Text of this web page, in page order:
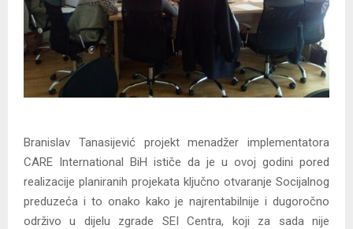
Branislav Tanasijević projekt menadžer implementatora
CARE International BiH ističe da je u ovoj godini pored
realizacije planiranih projekata ključno otvaranje Socijalnog
preduzeća i to onako kako je najrentabilnije i dugoročno
održivo u dijelu zgrade SEI Centra, koji za sada nije